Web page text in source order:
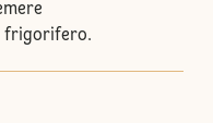
frigorifero.